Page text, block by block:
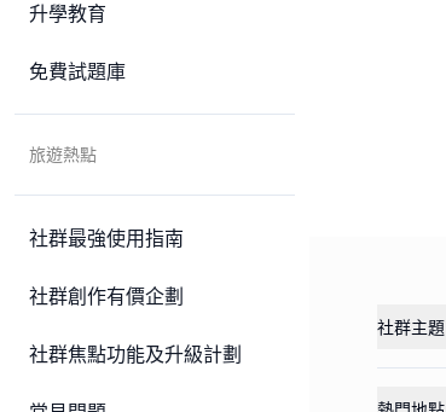
升學教育
免費試題庫
旅遊熱點
社群最強使用指南
社群創作有價企劃
社群焦點功能及升級計劃
社群主題